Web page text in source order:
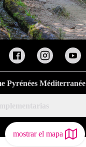
mostrar el mapa
Pyrénées Méditerranée